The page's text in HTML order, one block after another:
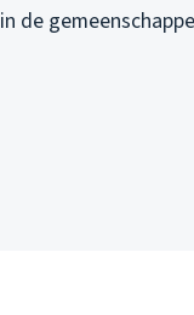
in de